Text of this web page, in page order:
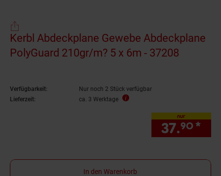
Kerbl Abdeckplane Gewebe Abdeckplane
PolyGuard 210gr/m? 5 x 6m - 37208
Verfügbarkeit:
Nur noch 2 Stück verfügbar
Lieferzeit:
ca. 3 Werktage
nur
37.90 *
In den Warenkorb